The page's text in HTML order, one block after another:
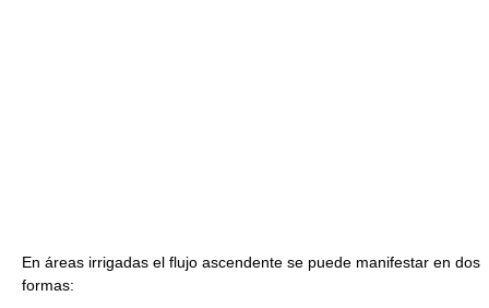
En áreas irrigadas el flujo ascendente se puede manifestar en dos
formas: